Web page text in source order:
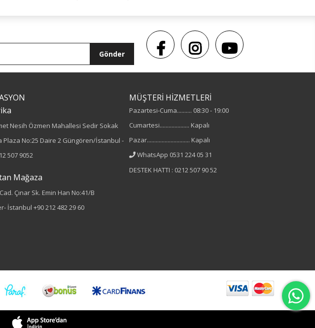
: YAZLIK
Gönder
Nesih Özmen Mahallesi Sedir Sokak
Plaza No:25 Daire 2 Güngören/İstanbul -
507 9052
Mağaza
Çınar Sk. Emin Han No:41/B
İstanbul +90 212 482 29 60
MÜŞTERİ HİZMETLERİ
Pazartesi-Cuma.......... 08:30 - 19:00
Cumartesi.................... Kapalı
Pazar............................. Kapalı
WhatsApp 0531 224 05 31
DESTEK HATTI : 0212 507 90 52